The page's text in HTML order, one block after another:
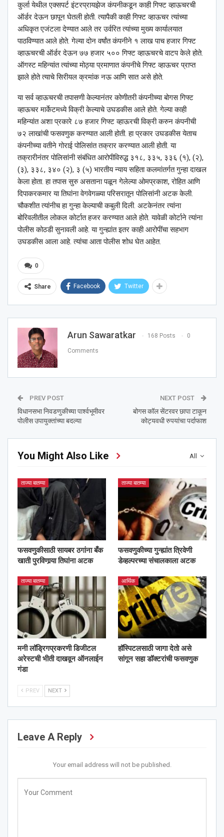
कुर्ला येथील एक्सपर्ट इंटरप्रायझेज कंपनीकडून काही गिफ्ट व्हाऊचरची
ऑर्डर देऊन छापून घेतली होती. त्यापैकी काही गिफ्ट व्हाऊचर त्यांच्या
अधिकृत एजंटला देण्यात आले तर उर्वरित त्यांच्या मुख्य कार्यालयात
पाठविण्यात आले होते. गेल्या दोन वर्षांत कंपनीने १ लाख पाच हजार गिफ्ट
व्हाऊचरची ऑर्डर देऊन ७७ हजार ५०० गिफ्ट व्हाऊचरचे वाटप केले होते.
ऑगस्ट महिन्यांत त्यांच्या मोठ्या प्रमाणात कंपनीचे गिफ्ट व्हाऊचर प्राप्त
झाले होते त्याचे सिरीयल क्रमांक नऊ आणि सात असे होते.
या सर्व व्हाऊचरची तपासणी केल्यानंतर कोणीतरी कंपनीच्या बोगस गिफ्ट
व्हाऊचर मार्केटमध्ये विक्री केल्याचे उघडकीस आले होते. गेल्या काही
महिन्यांत अशा प्रकारे ८७ हजार गिफ्ट व्हाऊरची विक्री करुन कंपनीची
७२ लाखांची फसवणुक करण्यात आली होती. हा प्रकार उघडकीस येताच
कंपनीच्या वतीने गोराई पोलिसांत तक्रार करण्यात आली होती. या
तक्रारीनंतर पोलिसांनी संबंधित आरोपीविरुद्ध ३१८, ३३५, ३३६ (१), (२),
(३), ३३८, ३४० (२), ३ (५) भारतीय न्याय सहिता कलमांतर्गत गुन्हा दाखल
केला होता. हा तपास सुरु असताना पळून गेलेल्या ओमप्रकाश, रोहित आणि
दिपाकरकमार या तिघांना वेगवेगळ्या परिसरातून पोलिसांनी अटक केली.
चौकशीत त्यांनीच हा गुन्हा केल्याची कबुली दिली. अटकेनंतर त्यांना
बोरिवलीतील लोकल कोर्टात हजर करण्यात आले होते. यावेळी कोर्टाने त्यांना
पोलीस कोठडी सुनावली आहे. या गुन्ह्यांत इतर काही आरोपींचा सहभाग
उघडकीस आला आहे. त्यांचा आता पोलीस शोध घेत आहेत.
0
Share Facebook Twitter
Arun Sawaratkar 168 Posts 0
Comments
PREV POST
विधानसभा निवडणुकीच्या पार्श्‍वभूमीवर
पोलीस उपायुक्तांच्या बदल्या
NEXT POST
बोगस कॉल सेंटरवर छापा टाकून
कोट्यवधी रुपयांचा पर्दाफाश
All
You Might Also Like
ताज्या बातम्या
फसवणुकीसाठी सायबर ठगांना बँक
खाती पुरविणार्‍या तिघांना अटक
ताज्या बातम्या
फसवणुकीच्या गुन्ह्यांत त्रिवेणी
डेव्हल्परच्या संचालकाला अटक
ताज्या बातम्या
मनी लॉड्रिगप्रकरणी डिजीटल
अरेस्टची भीती दाखवून ऑनलाईन
गंडा
आर्थिक
हॉस्पिटलसाठी जागा देतो असे
सांगून सहा डॉक्टरांची फसवणुक
PREV NEXT
Leave A Reply
Your email address will not be published.